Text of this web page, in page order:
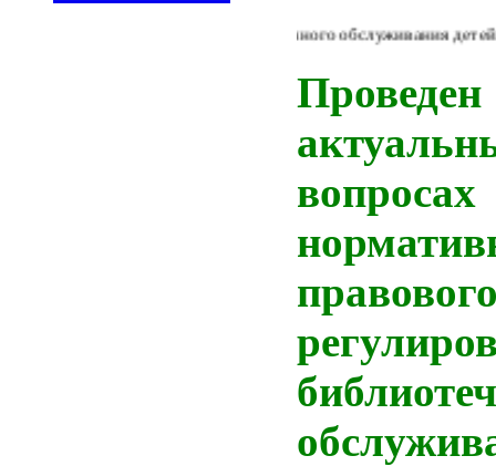
Из Концепции библиотечного обслуживания детей в
Проведен
вопросах